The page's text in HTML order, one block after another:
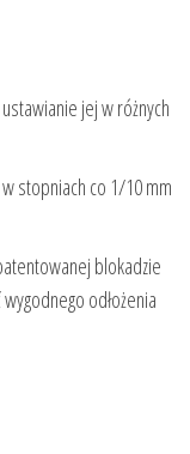
jej w różnych
stopniach co 1/10 mm
blokadzie
odłożenia